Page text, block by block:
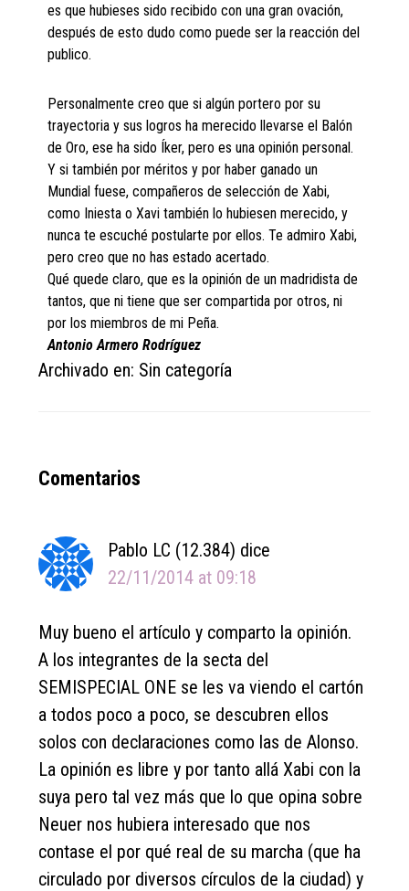
es que hubieses sido recibido con una gran ovación,
después de esto dudo como puede ser la reacción del
publico.
Personalmente creo que si algún portero por su
trayectoria y sus logros ha merecido llevarse el Balón
de Oro, ese ha sido Íker, pero es una opinión personal.
Y si también por méritos y por haber ganado un
Mundial fuese, compañeros de selección de Xabi,
como Iniesta o Xavi también lo hubiesen merecido, y
nunca te escuché postularte por ellos. Te admiro Xabi,
pero creo que no has estado acertado.
Qué quede claro, que es la opinión de un madridista de
tantos, que ni tiene que ser compartida por otros, ni
por los miembros de mi Peña.
Antonio Armero Rodríguez
Archivado en: Sin categoría
Reader
Comentarios
Pablo LC (12.384) dice
22/11/2014 at 09:18
Muy bueno el artículo y comparto la opinión.
A los integrantes de la secta del
SEMISPECIAL ONE se les va viendo el cartón
a todos poco a poco, se descubren ellos
solos con declaraciones como las de Alonso.
La opinión es libre y por tanto allá Xabi con la
suya pero tal vez más que lo que opina sobre
Neuer nos hubiera interesado que nos
contase el por qué real de su marcha (que ha
circulado por diversos círculos de la ciudad) y